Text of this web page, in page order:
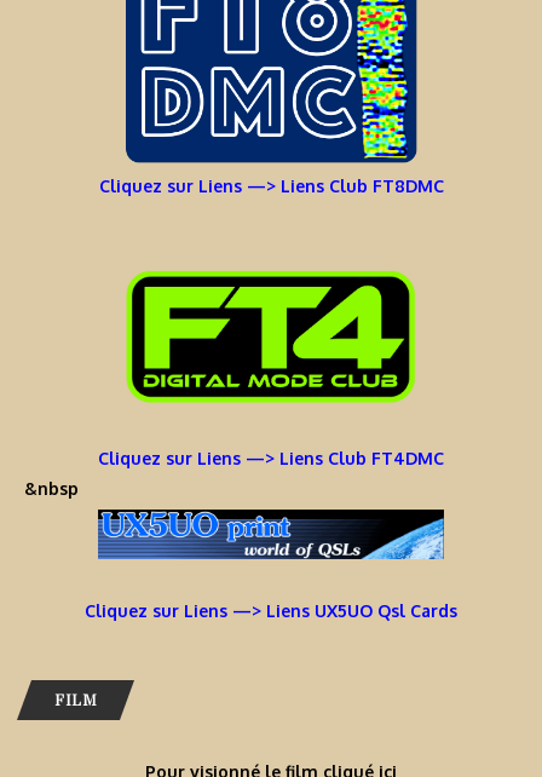
Cliquez sur Liens —> Liens Club FT8DMC
Cliquez sur Liens —> Liens Club FT4DMC
&nbsp
Cliquez sur Liens —> Liens UX5UO Qsl Cards
FILM
Pour visionné le film cliqué ici